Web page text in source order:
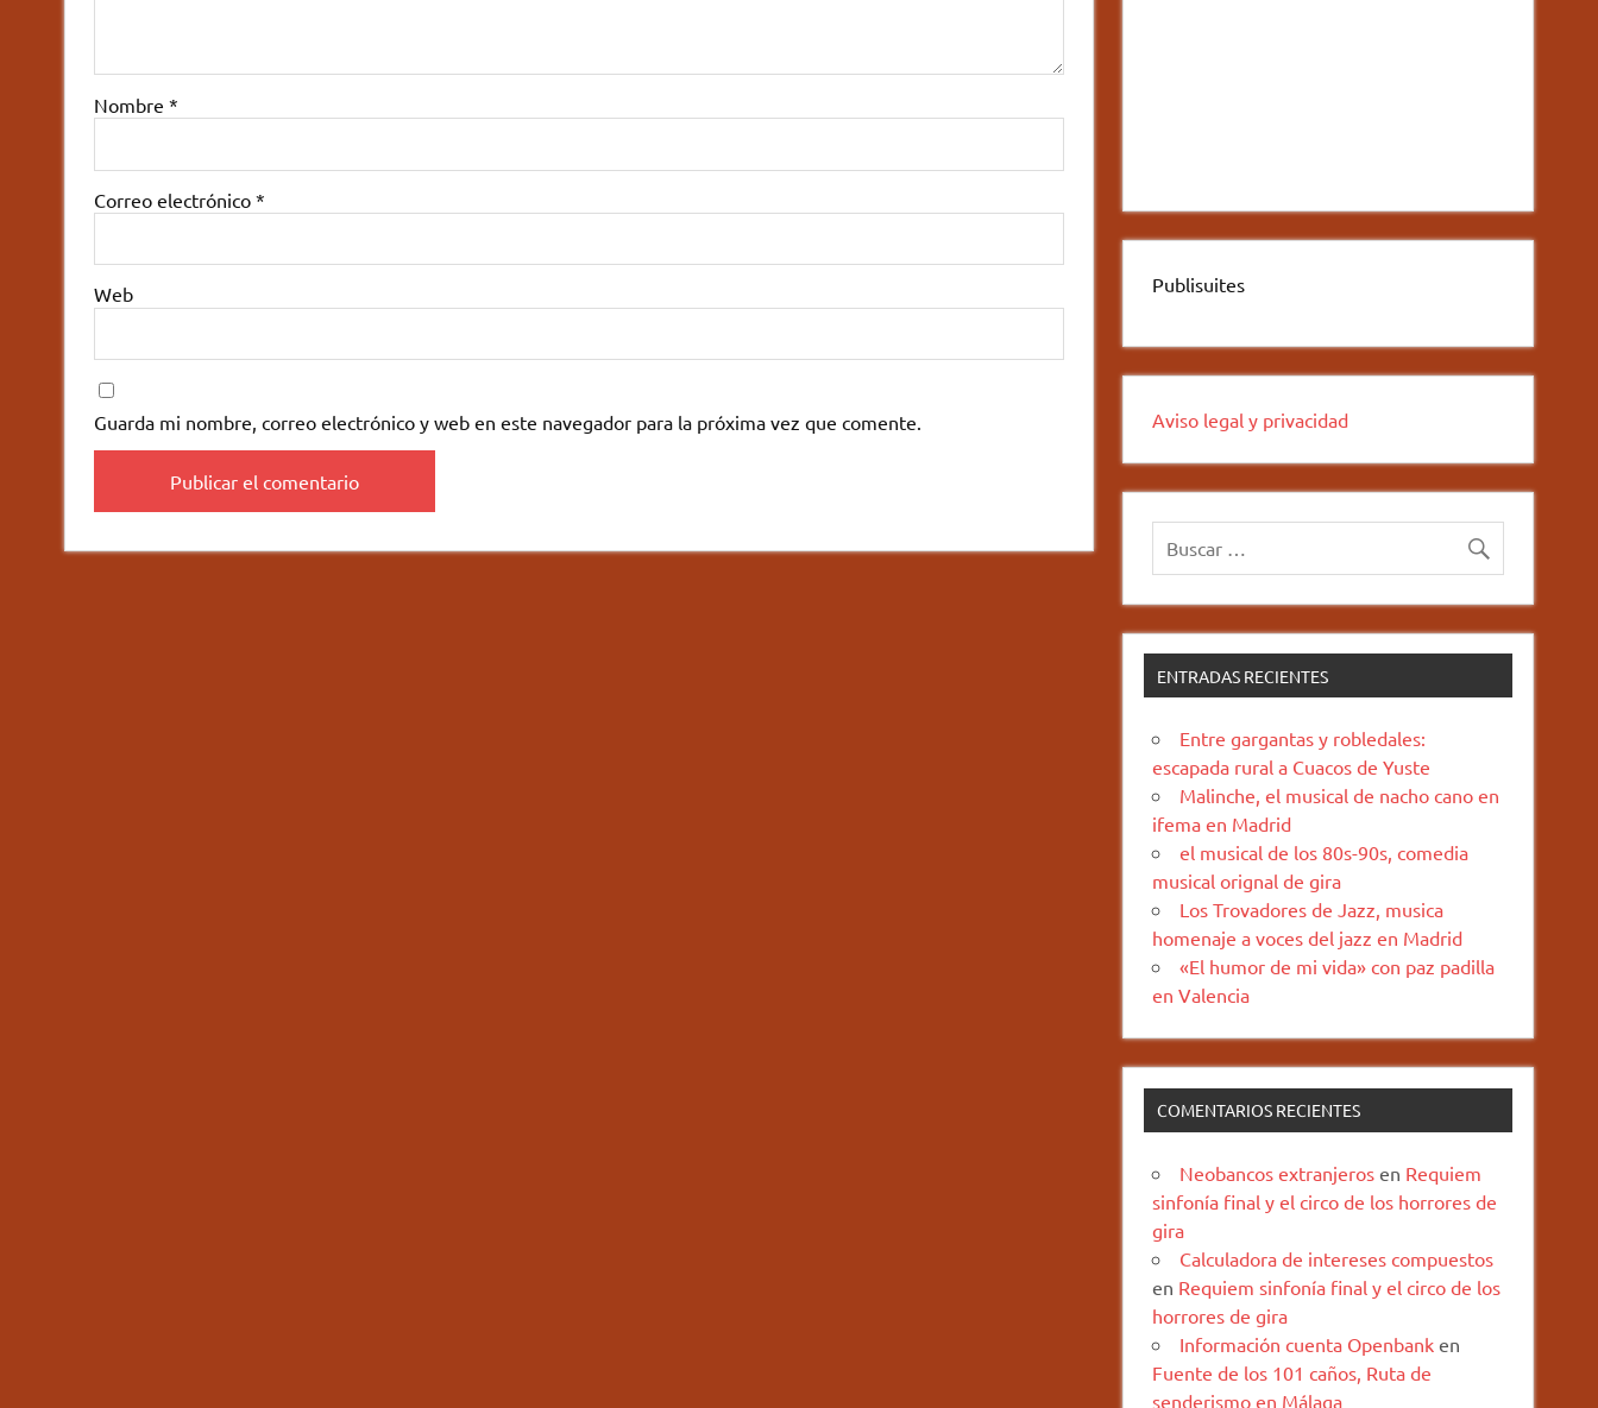
Nombre *
Correo electrónico *
Web
Guarda mi nombre, correo electrónico y web en este navegador para la próxima vez que comente.
Publisuites
Aviso legal y privacidad
ENTRADAS RECIENTES
Entre gargantas y robledales:
escapada rural a Cuacos de Yuste
Malinche, el musical de nacho cano en
ifema en Madrid
el musical de los 80s-90s, comedia
musical orignal de gira
Los Trovadores de Jazz, musica
homenaje a voces del jazz en Madrid
«El humor de mi vida» con paz padilla
en Valencia
COMENTARIOS RECIENTES
Neobancos extranjeros en Requiem
sinfonía final y el circo de los horrores de
gira
Calculadora de intereses compuestos
en Requiem sinfonía final y el circo de los
horrores de gira
Información cuenta Openbank en
Fuente de los 101 caños, Ruta de
senderismo en Málaga